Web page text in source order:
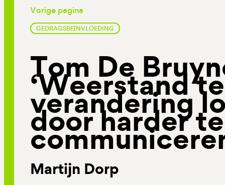
Vorige pagina
GEDRAGSBEÏNVLOEDING
Tom De
‘Weerstand
verandering
door harder te
Martijn Dorp